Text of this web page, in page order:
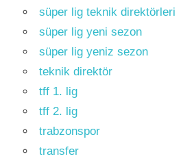
süper lig teknik direktörleri
süper lig yeni sezon
süper lig yeniz sezon
teknik direktör
tff 1. lig
tff 2. lig
trabzonspor
transfer